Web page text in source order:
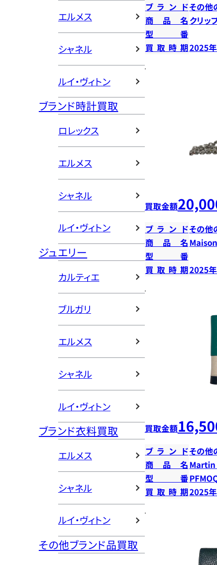
エルメス
シャネル
ルイ・ヴィトン
ブランド時計買取
ロレックス
エルメス
シャネル
ルイ・ヴィトン
ジュエリー
カルティエ
ブルガリ
エルメス
シャネル
ルイ・ヴィトン
ブランド衣料買取
エルメス
シャネル
ルイ・ヴィトン
その他ブランド品買取
ブランドその他
商品名 クリッ
型番
買取時期2025
買取金額
ブランドその他
商品名
型番
買取時期2025
買取金額
ブランドその他
商品名 Martin
型番
買取時期2025